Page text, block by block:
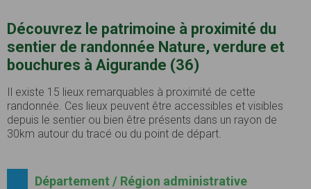
Découvrez le patrimoine à proximité du
sentier de randonnée Nature, verdure et
bouchures à Aigurande (36)
Il existe 15 lieux remarquables à proximité de cette
randonnée. Ces lieux peuvent être accessibles et visibles
depuis le sentier ou bien être présents dans un rayon de
30km autour du tracé ou du point de départ.
Département / Région administrative